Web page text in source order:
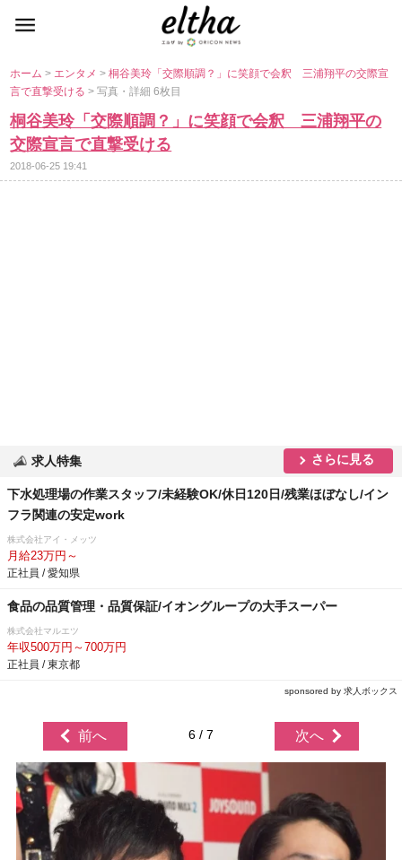
ホーム> エンタメ>桐谷美玲「交際順調？」に笑顔で会釈 三浦翔平の交際宣
言で直撃受ける> 写真・詳細 6枚目
桐谷美玲「交際順調？」に笑顔で会釈 三浦翔平の
交際宣言で直撃受ける
2018-06-25 19:41
求人特集 さらに見る
下水処理場の作業スタッフ/未経験OK/休日120日/残業ほぼなし/イン
フラ関連の安定work
株式会社アイ・メッツ
月給23万円～
正社員 / 愛知県
食品の品質管理・品質保証/イオングループの大手スーパー
株式会社マルエツ
年収500万円～700万円
正社員 / 東京都
sponsored by 求人ボックス
前へ 6 / 7 次へ